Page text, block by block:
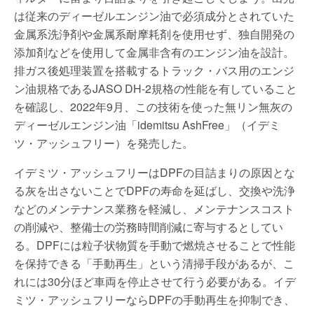
は従来のディーゼルエンジン油で必須成分とされていた
金属系洗浄剤や金属系耐摩耗剤を使用せず、独自開発の
添加剤などを使用して金属非含有のエンジン油を設計。
排ガス後処理装置を搭載するトラック・バス用のエンジ
ン油規格であるJASO DH-2規格の性能を有していること
を確認し、2022年9月、この技術を使った無リン無灰の
ディーゼルエンジン油「idemitsu AshFree」（イデミ
ツ・アッシュフリー）を発売した。
イデミツ・アッシュフリーはDPFの目詰まりの原因とな
る灰を出さないことでDPFの寿命を延ばし、交換や洗浄
などのメンテナンス業務を軽減し、メンテナンスコスト
の削減や、整備士の労務時間削減に寄与するとしてい
る。DPFには粒子状物質を手動で燃焼させることで性能
を保持できる「手動再生」という清掃手段があるが、こ
れには30分ほど車両を停止させて行う必要がある。イデ
ミツ・アッシュフリーならDPFの手動再生を抑制でき、